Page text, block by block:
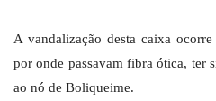
A vandalização desta caixa
por onde passavam fibra ótica, ter
ao nó de Boliqueime.